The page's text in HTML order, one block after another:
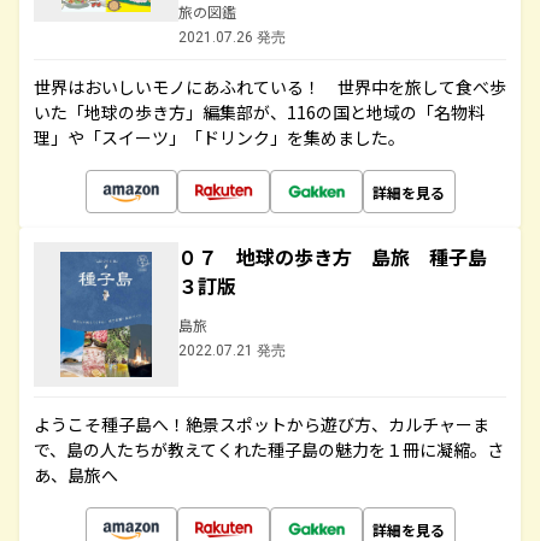
旅の図鑑
2021.07.26 発売
世界はおいしいモノにあふれている！ 世界中を旅して食べ歩
いた「地球の歩き方」編集部が、116の国と地域の「名物料
理」や「スイーツ」「ドリンク」を集めました。
詳細を見る
０７ 地球の歩き方 島旅 種子島
３訂版
島旅
2022.07.21 発売
ようこそ種子島へ！絶景スポットから遊び方、カルチャーま
で、島の人たちが教えてくれた種子島の魅力を１冊に凝縮。さ
あ、島旅へ
詳細を見る